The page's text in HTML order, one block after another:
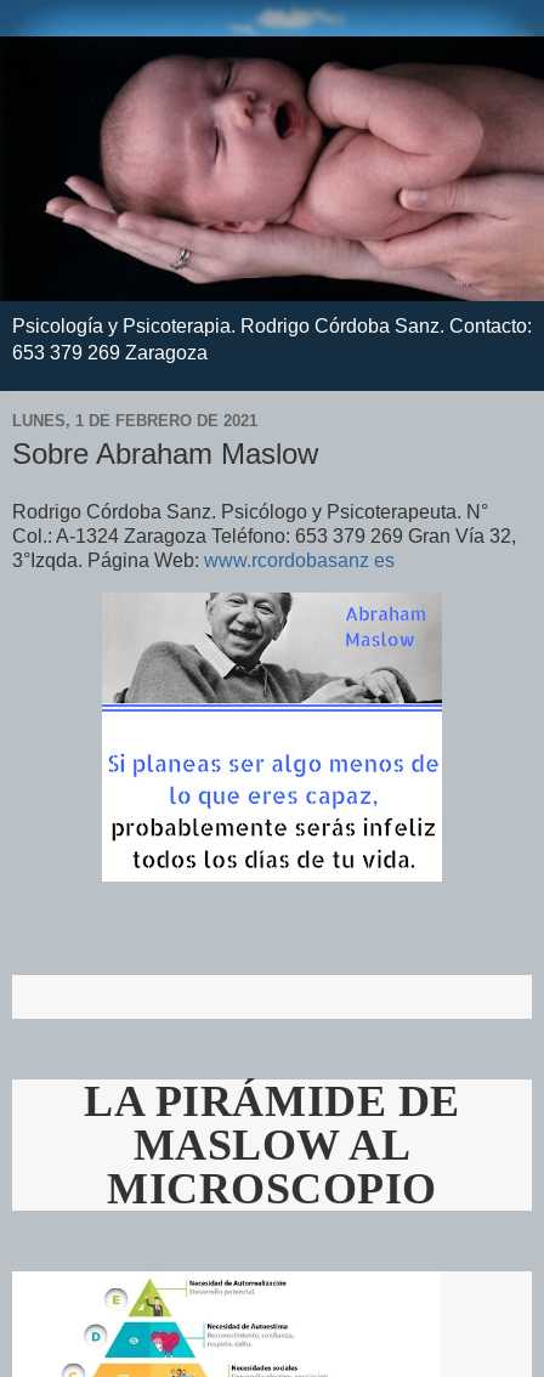
Psicología y Psicoterapia. Rodrigo Córdoba Sanz. Contacto:
653 379 269 Zaragoza
LUNES, 1 DE FEBRERO DE 2021
Sobre Abraham Maslow
Rodrigo Córdoba Sanz. Psicólogo y Psicoterapeuta. N°
Col.: A-1324 Zaragoza Teléfono: 653 379 269 Gran Vía 32,
3°Izqda. Página Web: www.rcordobasanz es
LA PIRÁMIDE DE
MASLOW AL
MICROSCOPIO